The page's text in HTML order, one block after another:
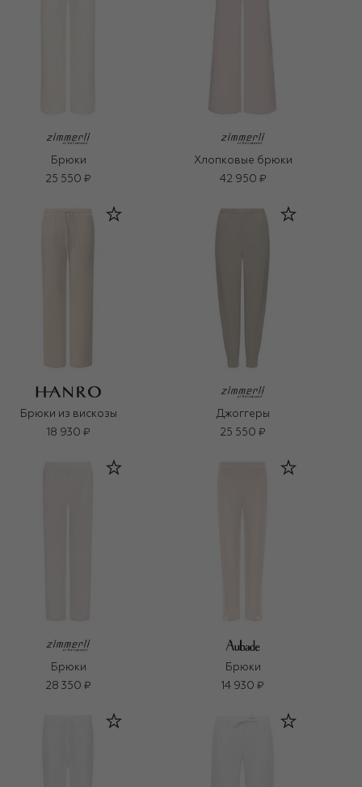
Брюки
25 550 ₽
Хлопковые брюки
42 950 ₽
Брюки из вискозы
18 930 ₽
Джоггеры
25 550 ₽
Брюки
28 350 ₽
Брюки
14 930 ₽